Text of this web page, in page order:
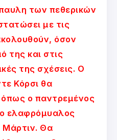
των πεθερικών
με τις
όσον
της και στις
της σχέσεις. Ο
Κόρσι θα
όπως ο παντρεμένος
ελαφρόμυαλος
Μάρτιν. Θα